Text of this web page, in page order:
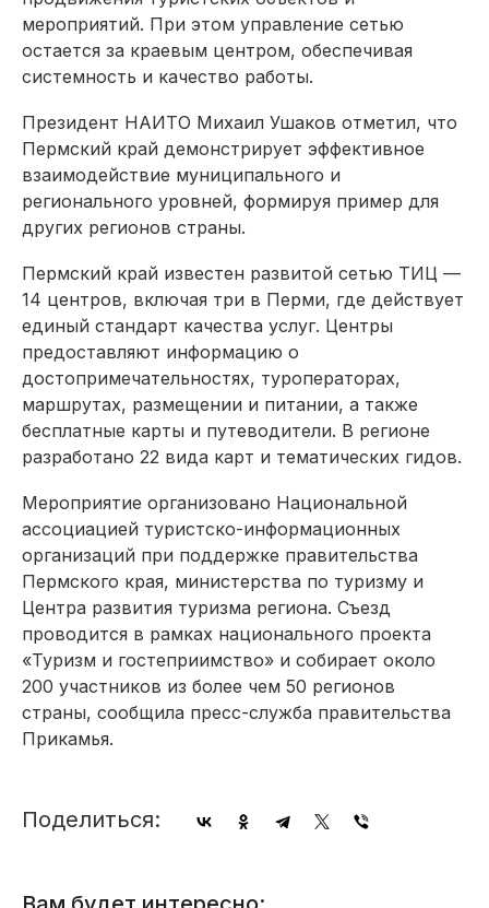
мероприятий. При этом управление сетью
остается за краевым центром, обеспечивая
системность и качество работы.
Президент НАИТО Михаил Ушаков отметил, что
Пермский край демонстрирует эффективное
взаимодействие муниципального и
регионального уровней, формируя пример для
других регионов страны.
Пермский край известен развитой сетью ТИЦ —
14 центров, включая три в Перми, где действует
единый стандарт качества услуг. Центры
предоставляют информацию о
достопримечательностях, туроператорах,
маршрутах, размещении и питании, а также
бесплатные карты и путеводители. В регионе
разработано 22 вида карт и тематических гидов.
Мероприятие организовано Национальной
ассоциацией туристско-информационных
организаций при поддержке правительства
Пермского края, министерства по туризму и
Центра развития туризма региона. Съезд
проводится в рамках национального проекта
«Туризм и гостеприимство» и собирает около
200 участников из более чем 50 регионов
страны, сообщила пресс-служба правительства
Прикамья.
Поделиться: